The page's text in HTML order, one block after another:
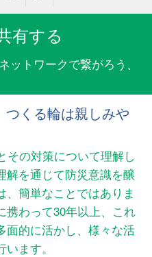
有する
ネットワークで繋がろう、
つくる輪は親しみや
その対策について理解し
解を通じて防災意識を醸
、簡単なことではありま
携わって30年以上、これ
面的に活かし、様々な活
ます。